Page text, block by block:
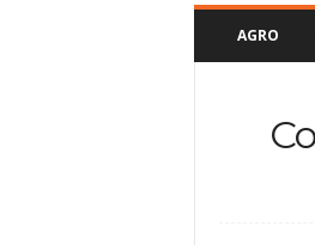
AGRO